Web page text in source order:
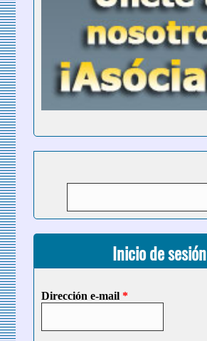
Inicio de sesión
Dirección e-mail *